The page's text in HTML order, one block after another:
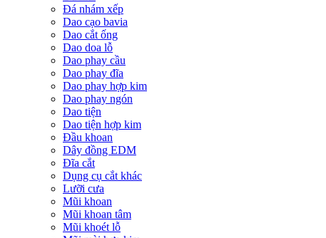
Đá nhám xếp
Dao cạo bavia
Dao cắt ống
Dao doa lỗ
Dao phay cầu
Dao phay đĩa
Dao phay hợp kim
Dao phay ngón
Dao tiện
Dao tiện hợp kim
Đầu khoan
Dây đồng EDM
Đĩa cắt
Dụng cụ cắt khác
Lưỡi cưa
Mũi khoan
Mũi khoan tâm
Mũi khoét lỗ